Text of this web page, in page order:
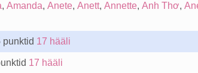
, Amanda, Anete, Anett, Annette, Anh Thơ,
punktid 17 hääli
17 hääli